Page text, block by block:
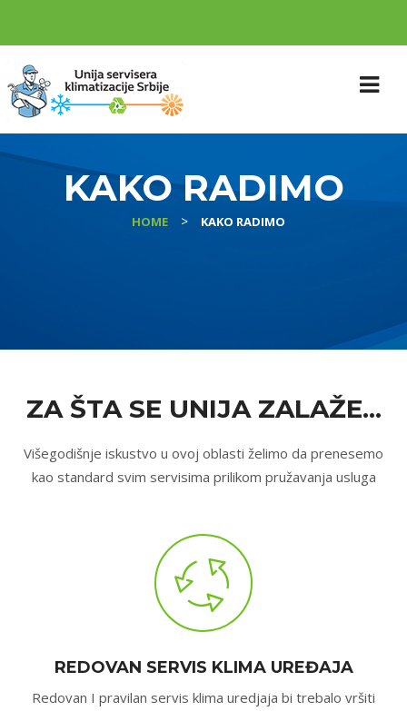
KAKO RADIMO
HOME > KAKO RADIMO
ZA ŠTA SE UNIJA ZALAŽE...
Višegodišnje iskustvo u ovoj oblasti želimo da prenesemo
kao standard svim servisima prilikom pružavanja usluga
REDOVAN SERVIS KLIMA UREĐAJA
Redovan I pravilan servis klima uredjaja bi trebalo vršiti